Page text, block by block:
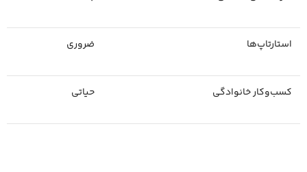
استارتاپ‌ها ضروری
کسب‌وکار خانوادگی حیاتی